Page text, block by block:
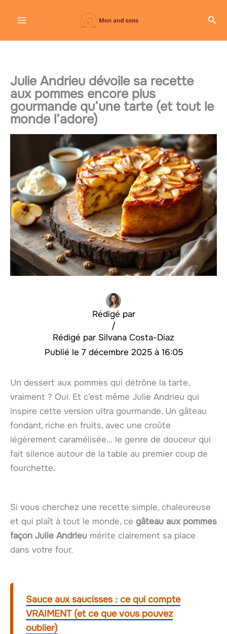
Julie Andrieu dévoile sa recette
aux pommes encore plus
gourmande qu’une tarte (et tout le
monde l’adore)
Rédigé par
Silvana Costa-Diaz
/
7 décembre 2025 à 16:05
Un dessert aux pommes qui détrône la tarte,
vraiment ? Oui. Et c’est même Julie Andrieu qui
inspire cette version ultra gourmande. Un gâteau
fondant, riche en fruits, avec une croûte
légèrement caramélisée… le genre de douceur qui
fait silence autour de la table au premier coup de
fourchette.
Si vous cherchez une recette simple, chaleureuse
et qui plaît à tout le monde, ce gâteau aux pommes
façon Julie Andrieu mérite clairement sa place
dans votre four.
Sauce aux saucisses : ce qui compte
VRAIMENT (et ce que vous pouvez
oublier)